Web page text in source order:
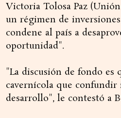
Victoria Tolosa Paz
un régimen de
condene al país a
oportunidad".
"La discusión de fondo es
cavernícola que
desarrollo", le contestó a